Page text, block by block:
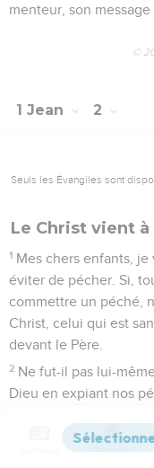
menteur, son
©
1 Jean 2
Seuls les Évangiles sont
Le Christ vient
1 Mes chers enfants,
éviter de pécher. Si,
commettre un péché,
Christ, celui qui est
devant le Père.
2 Ne fut-il pas lui-
Dieu en expiant nos
Nous saurons que
Versions